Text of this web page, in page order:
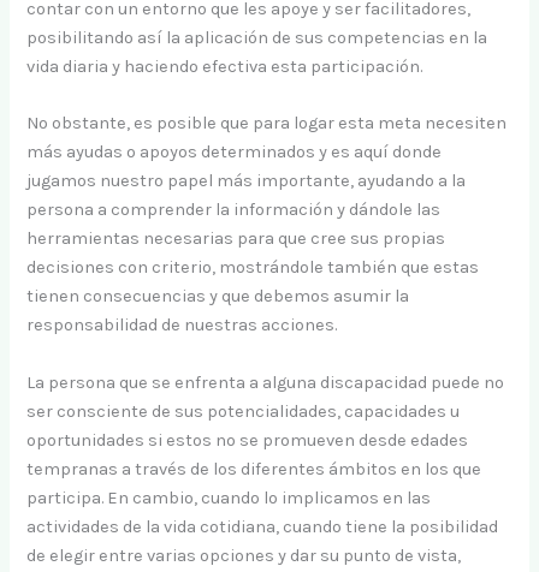
contar con un entorno que les apoye y ser facilitadores,
posibilitando así la aplicación de sus competencias en la
vida diaria y haciendo efectiva esta participación.
No obstante, es posible que para logar esta meta necesiten
más ayudas o apoyos determinados y es aquí donde
jugamos nuestro papel más importante, ayudando a la
persona a comprender la información y dándole las
herramientas necesarias para que cree sus propias
decisiones con criterio, mostrándole también que estas
tienen consecuencias y que debemos asumir la
responsabilidad de nuestras acciones.
La persona que se enfrenta a alguna discapacidad puede no
ser consciente de sus potencialidades, capacidades u
oportunidades si estos no se promueven desde edades
tempranas a través de los diferentes ámbitos en los que
participa. En cambio, cuando lo implicamos en las
actividades de la vida cotidiana, cuando tiene la posibilidad
de elegir entre varias opciones y dar su punto de vista,